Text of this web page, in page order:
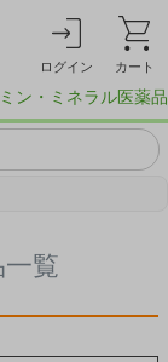
ログイン カート
ン・ミネラル医薬品
覧